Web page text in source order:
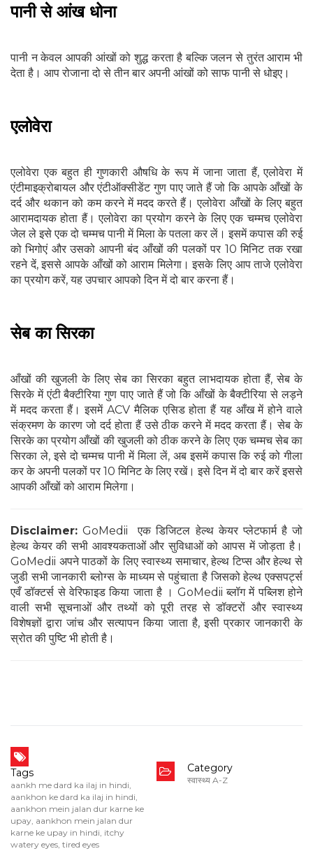
पानी से आंख धोना
पानी न केवल आपकी आंखों को शुद्ध करता है बल्कि जलन से तुरंत आराम भी
देता है। आप रोजाना दो से तीन बार अपनी आंखों को साफ पानी से धोइए।
एलोवेरा
एलोवेरा एक बहुत ही गुणकारी औषधि के रूप में जाना जाता हैं, एलोवेरा में
एंटीमाइक्रोबायल और एंटीऑक्सीडेंट गुण पाए जाते हैं जो कि आपके आँखों के
दर्द और थकान को कम करने में मदद करते हैं। एलोवेरा आँखों के लिए बहुत
आरामदायक होता हैं। एलोवेरा का प्रयोग करने के लिए एक चम्मच एलोवेरा
जेल ले इसे एक दो चम्मच पानी में मिला के पतला कर लें। इसमें कपास की रुई
को भिगोएं और उसको आपनी बंद आँखों की पलकों पर 10 मिनिट तक रखा
रहने दें, इससे आपके आँखों को आराम मिलेगा। इसके लिए आप ताजे एलोवेरा
का प्रयोग करें, यह उपचार आपको दिन में दो बार करना हैं।
सेब का सिरका
आँखों की खुजली के लिए सेब का सिरका बहुत लाभदायक होता हैं, सेब के
सिरके में एंटी बैक्टीरिया गुण पाए जाते हैं जो कि आँखों के बैक्टीरिया से लड़ने
में मदद करता हैं। इसमें ACV मैलिक एसिड होता हैं यह आँख में होने वाले
संक्रमण के कारण जो दर्द होता हैं उसे ठीक करने में मदद करता हैं। सेब के
सिरके का प्रयोग आँखों की खुजली को ठीक करने के लिए एक चम्मच सेब का
सिरका ले, इसे दो चम्मच पानी में मिला लें, अब इसमें कपास कि रुई को गीला
कर के अपनी पलकों पर 10 मिनिट के लिए रखें। इसे दिन में दो बार करें इससे
आपकी आँखों को आराम मिलेगा।
Disclaimer: GoMedii एक डिजिटल हेल्थ केयर प्लेटफार्म है जो
हेल्थ केयर की सभी आवश्यकताओं और सुविधाओं को आपस में जोड़ता है।
GoMedii अपने पाठकों के लिए स्वास्थ्य समाचार, हेल्थ टिप्स और हेल्थ से
जुडी सभी जानकारी ब्लोग्स के माध्यम से पहुंचाता है जिसको हेल्थ एक्सपर्ट्स
एवँ डॉक्टर्स से वेरिफाइड किया जाता है । GoMedii ब्लॉग में पब्लिश होने
वाली सभी सूचनाओं और तथ्यों को पूरी तरह से डॉक्टरों और स्वास्थ्य
विशेषज्ञों द्वारा जांच और सत्यापन किया जाता है, इसी प्रकार जानकारी के
स्रोत की पुष्टि भी होती है।
Tags
aankh me dard ka ilaj in hindi,
aankhon ke dard ka ilaj in hindi,
aankhon mein jalan dur karne ke
upay, aankhon mein jalan dur
karne ke upay in hindi, itchy
watery eyes, tired eyes
Category
स्वास्थ्य A-Z